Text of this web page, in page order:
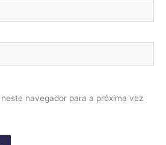
navegador para a próxima vez